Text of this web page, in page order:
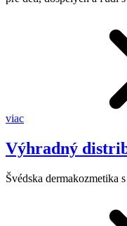
viac
Výhradný
Švédska